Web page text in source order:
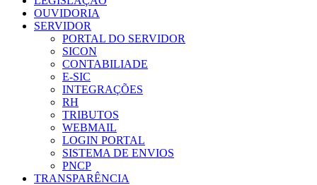
OUVIDORIA
SERVIDOR
PORTAL DO SERVIDOR
SICON
CONTABILIADE
E-SIC
INTEGRAÇÕES
RH
TRIBUTOS
WEBMAIL
LOGIN PORTAL
SISTEMA DE ENVIOS
PNCP
TRANSPARÊNCIA